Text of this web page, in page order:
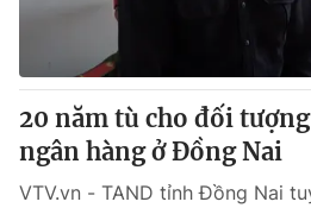
Tư vấn
Lịch phát sóng
Chuyên mục khác
Emagazine
20 năm tù cho đối
ngân hàng ở Đồng Nai
VTV.vn - TAND tỉnh Đồng Nai